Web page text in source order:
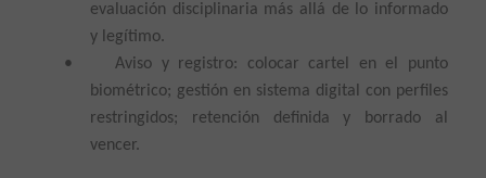
evaluación disciplinaria más allá de lo informado
y legítimo.
•
Aviso y registro: colocar cartel en el punto
biométrico; gestión en sistema digital con perfiles
restringidos; retención definida y borrado al
vencer.